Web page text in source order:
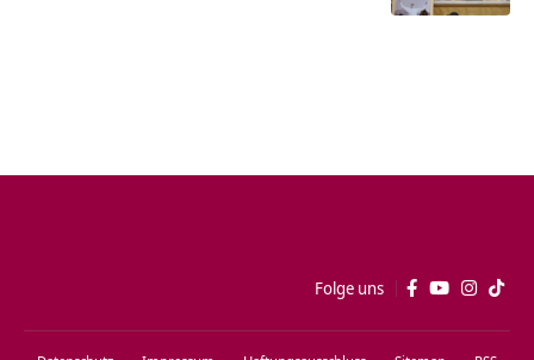
Folge uns